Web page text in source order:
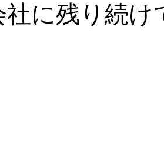
社に残り続け